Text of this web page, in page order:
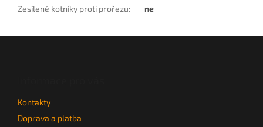
Zesílené kotníky proti prořezu: ne
Kontakty
Doprava a platba